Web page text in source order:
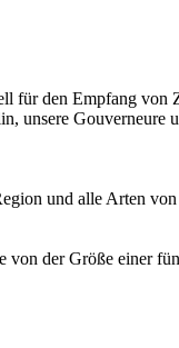
für den Empfang
unsere Gouverneure
und alle Arten
von der Größe einer